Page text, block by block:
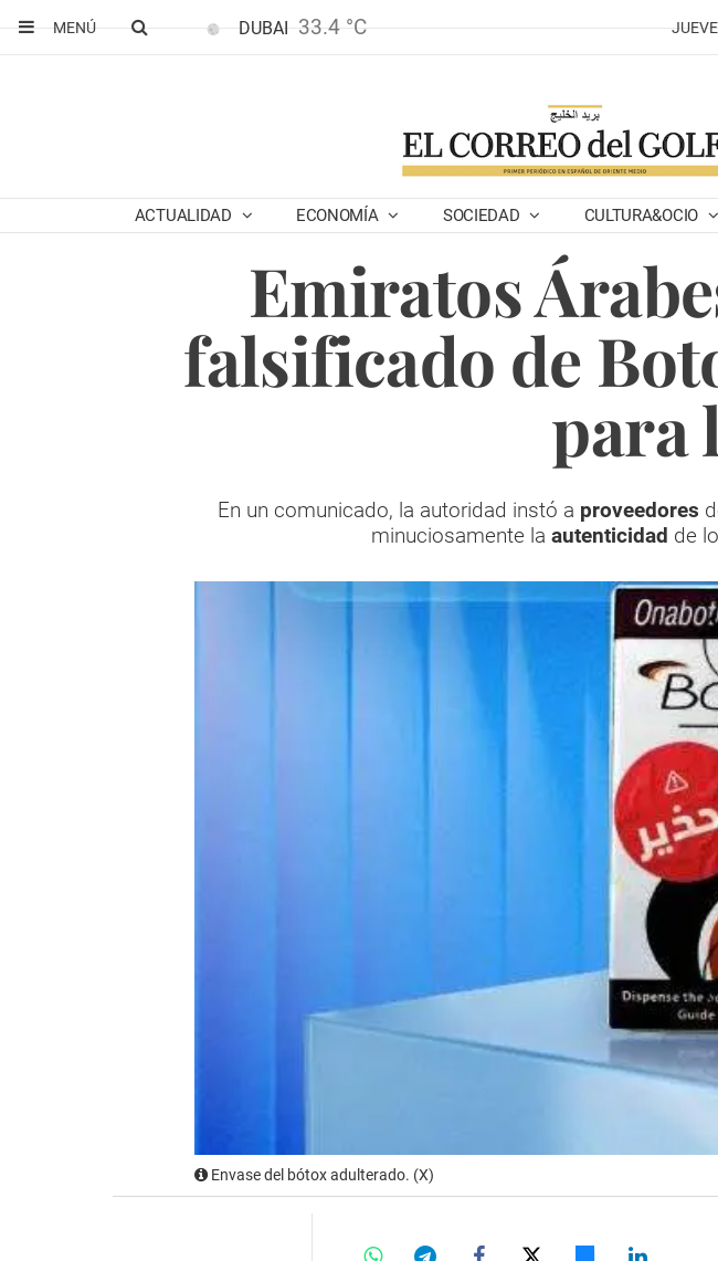
MENÚ
DUBAI 33.4 °C
ACTUALIDAD ECONOMÍA SOCIEDAD CULTURA&OCIO
Emiratos
falsificado de
para
En un comunicado, la autoridad instó a proveedores
minuciosamente la autenticidad de
Envase del bótox adulterado. (X)